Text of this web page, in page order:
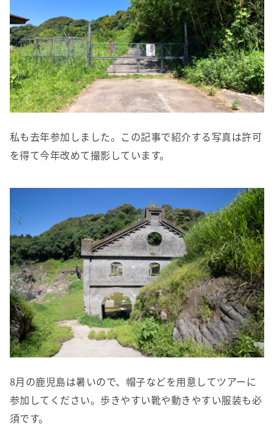
私も去年参加しました。この記事で紹介する写真は許可
を得て今年改めて撮影しています。
8月の鹿児島は暑いので、帽子などを用意してツアーに
参加してください。歩きやすい靴や動きやすい服装も必
須です。